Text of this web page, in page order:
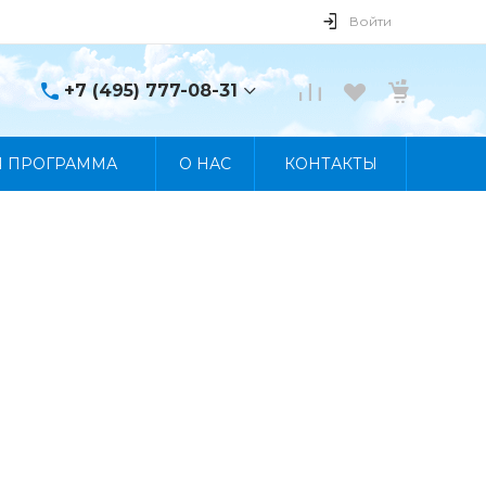
Войти
+7 (495) 777-08-31
+7 (495) 777-08-31
ПРОГРАММА О НАС КОНТАКТЫ